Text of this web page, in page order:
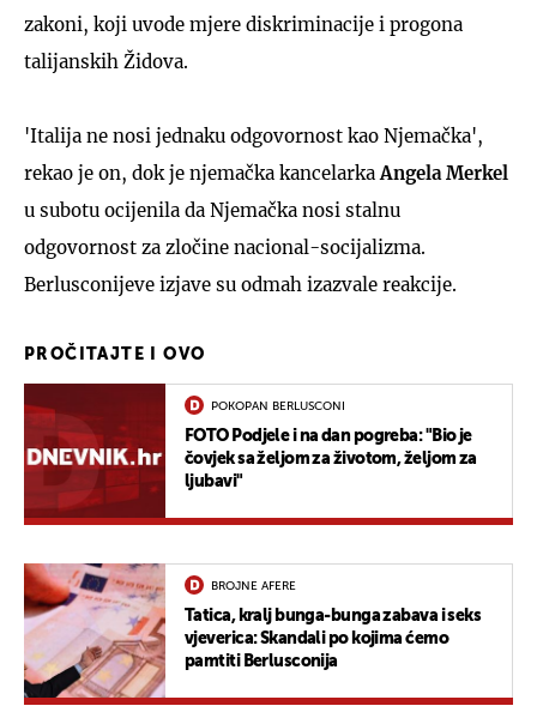
zakoni, koji uvode mjere diskriminacije i progona
talijanskih Židova.
'Italija ne nosi jednaku odgovornost kao Njemačka',
rekao je on, dok je njemačka kancelarka Angela Merkel
u subotu ocijenila da Njemačka nosi stalnu
odgovornost za zločine nacional-socijalizma.
Berlusconijeve izjave su odmah izazvale reakcije.
PROČITAJTE I OVO
POKOPAN BERLUSCONI
FOTO Podjele i na dan pogreba: "Bio je
čovjek sa željom za životom, željom za
ljubavi"
BROJNE AFERE
Tatica, kralj bunga-bunga zabava i seks
vjeverica: Skandali po kojima ćemo
pamtiti Berlusconija